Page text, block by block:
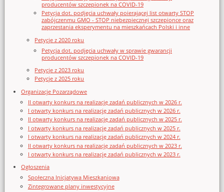
producentów szczepionek na COVID-19
Petycja dot. podjęcia uchwały poierającej list otwarty STOP
zabójczenmu GMO - STOP niebezpiecznej szczepionce oraz
zaprzestania eksperymentu na mieszkańcach Polski i inne
Petycje z 2020 roku
Petycja dot. podjęcia uchwały w sprawie gwarancji
producentów szczepionek na COVID-19
Petycje z 2023 roku
Petycje z 2025 roku
Organizacje Pozarządowe
II otwarty konkurs na realizację zadań publicznych w 2026 r.
I otwarty konkurs na realizację zadań publicznych w 2026 r.
II otwarty konkurs na realizację zadań publicznych w 2025 r.
I otwarty konkurs na realizację zadań publicznych w 2025 r.
I otwarty konkurs na realizację zadań publicznych w 2024 r.
II otwarty konkurs na realizację zadań publicznych w 2023 r.
I otwarty konkurs na realizację zadań publicznych w 2023 r.
Ogłoszenia
Społeczna Inicjatywa Mieszkaniowa
Zintegrowane plany inwestycyjne